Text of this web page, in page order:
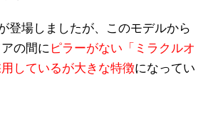
登場しましたが、このモデルから
の間に ピラーがない「ミラクルオ
しているが大きな特徴になってい